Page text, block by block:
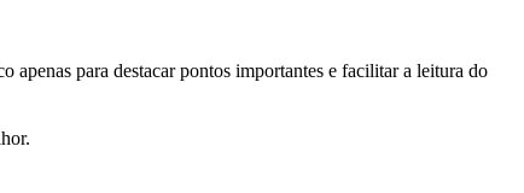
para destacar pontos importantes e facilitar a leitura do